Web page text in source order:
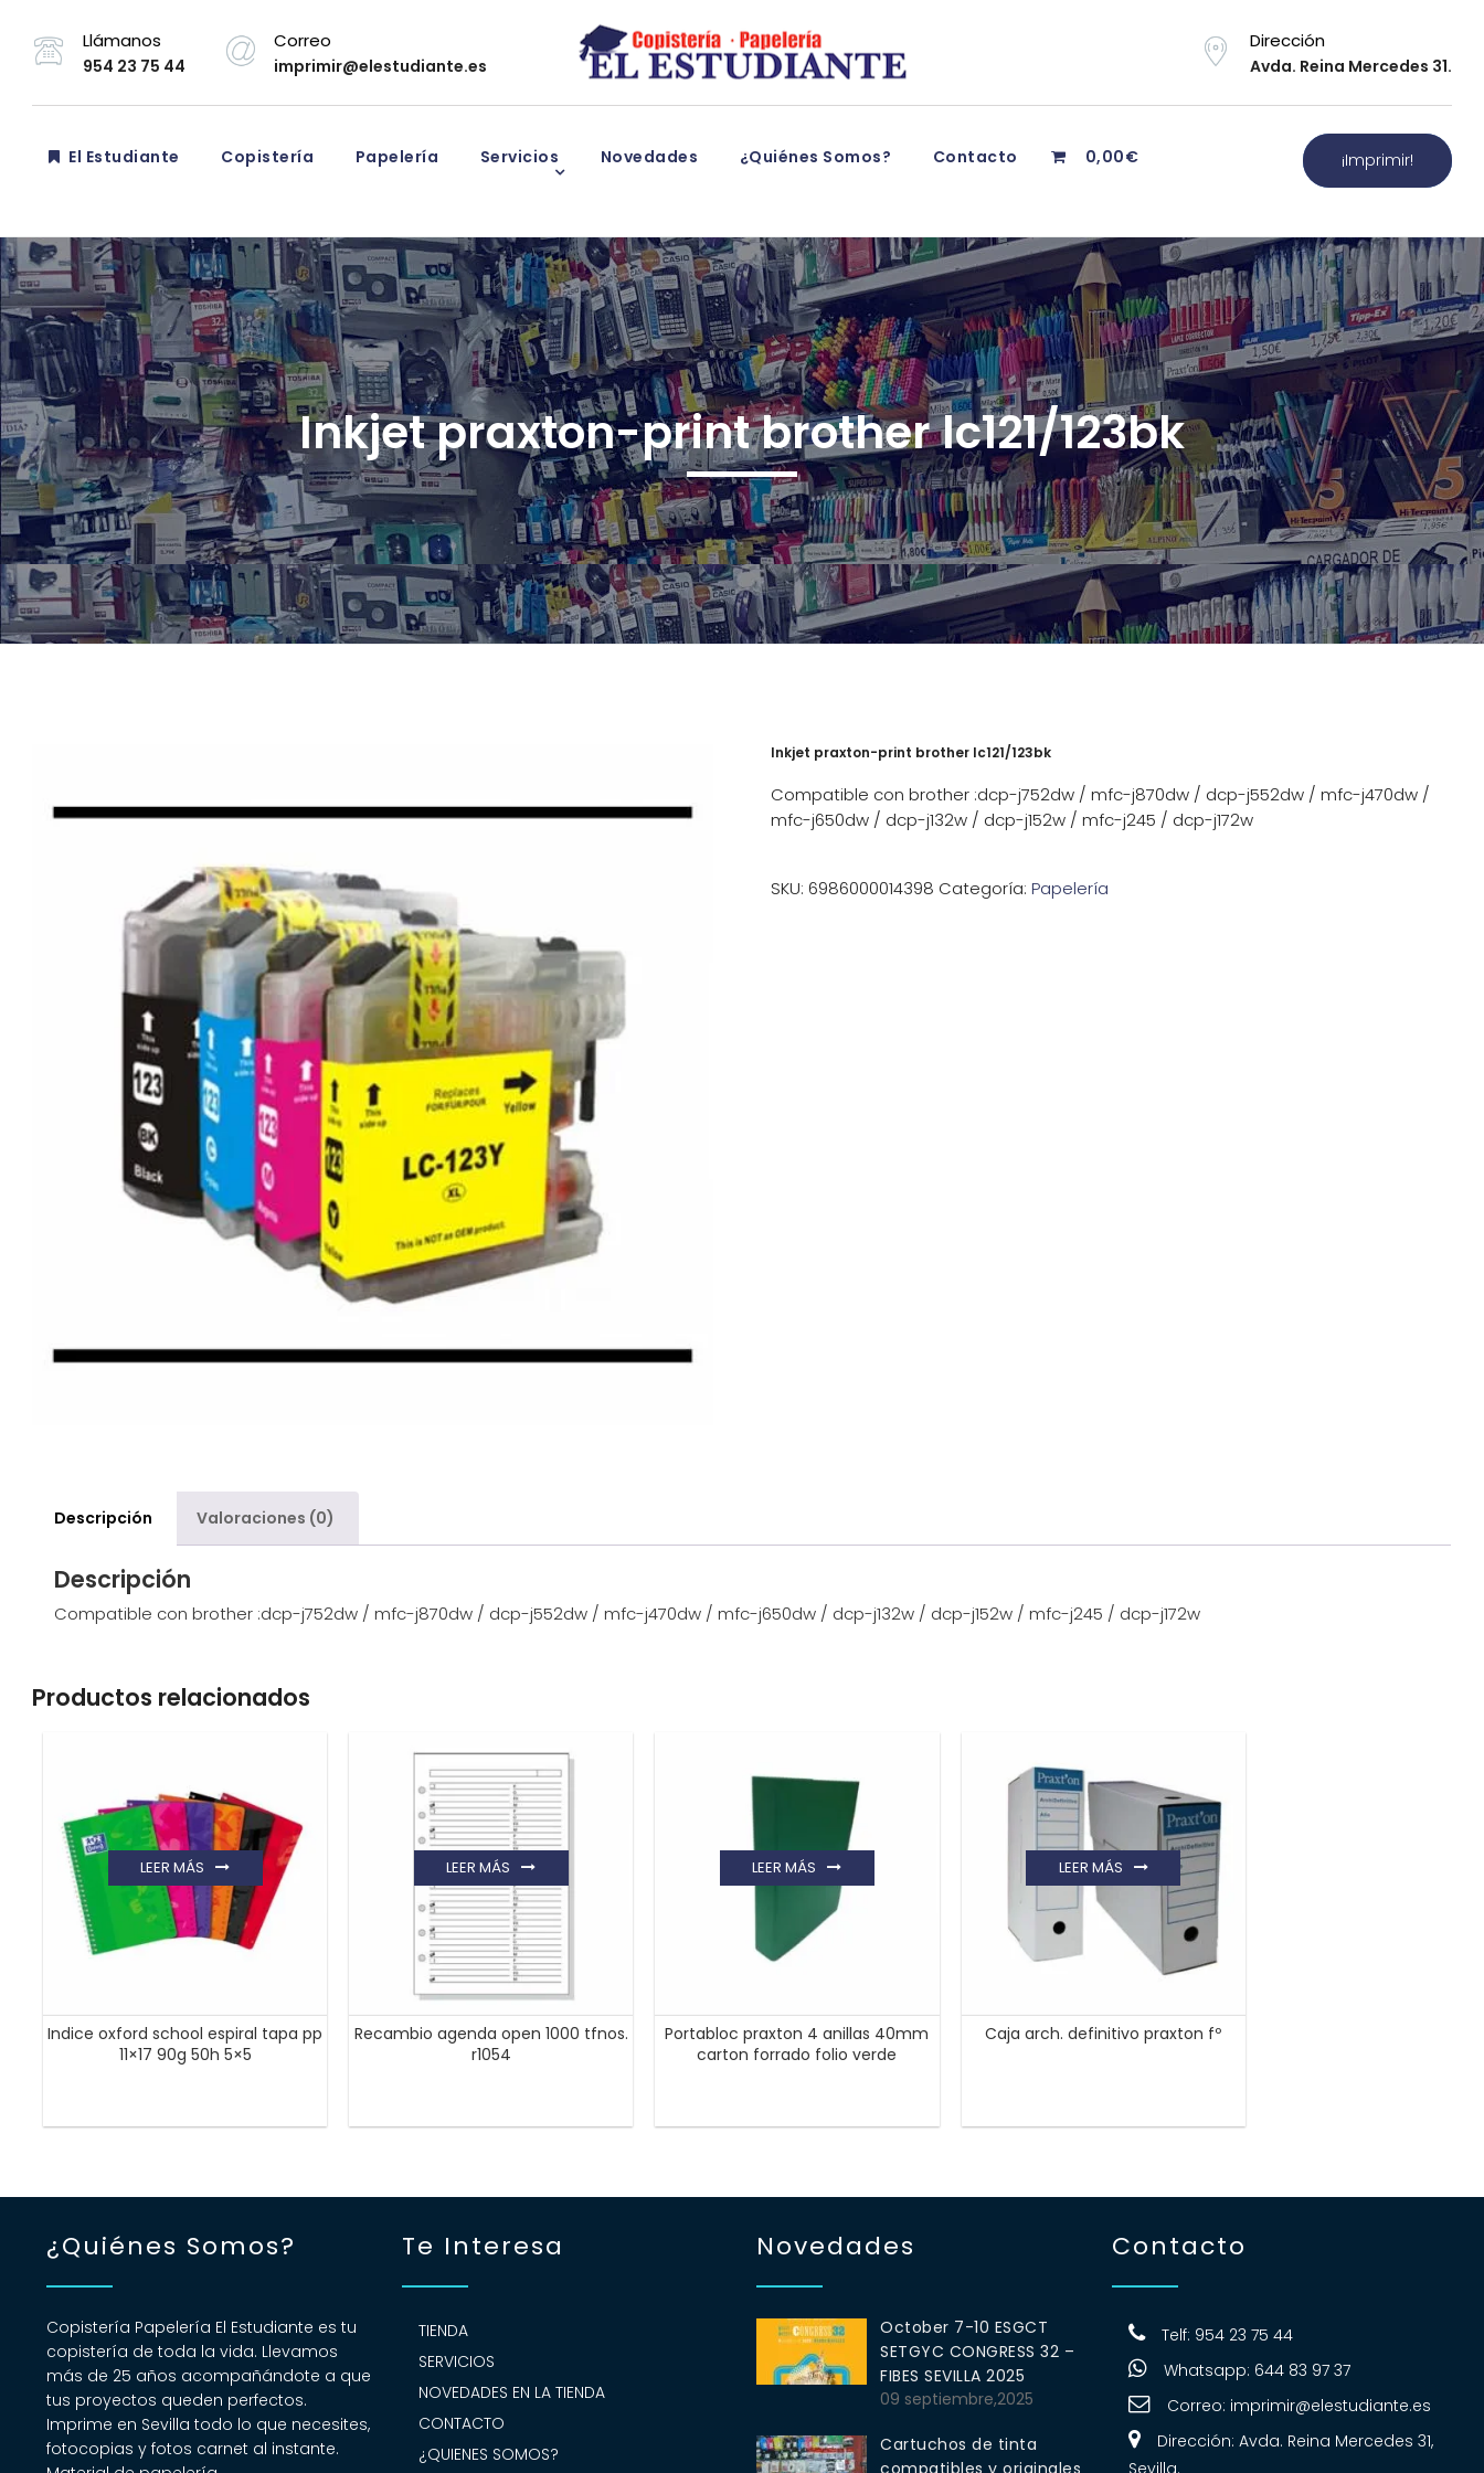
Llámanos
954 23 75 44
Correo
imprimir@elestudiante.es
Dirección
Avda. Reina Mercedes 31.
El Estudiante Copistería Papelería Servicios Novedades ¿Quiénes Somos? Contacto 0,00€ ¡Imprimir!
Inkjet praxton-print brother lc121/123bk
Inkjet praxton-print brother lc121/123bk
Compatible con brother :dcp-j752dw / mfc-j870dw / dcp-j552dw / mfc-j470dw /
mfc-j650dw / dcp-j132w / dcp-j152w / mfc-j245 / dcp-j172w
SKU: 6986000014398 Categoría: Papelería
Descripción Valoraciones (0)
Descripción
Compatible con brother :dcp-j752dw / mfc-j870dw / dcp-j552dw / mfc-j470dw / mfc-j650dw / dcp-j132w / dcp-j152w / mfc-j245 / dcp-j172w
Productos relacionados
Indice oxford school espiral tapa pp
11×17 90g 50h 5×5
LEER MÁS
Recambio agenda open 1000 tfnos.
r1054
LEER MÁS
Portabloc praxton 4 anillas 40mm
carton forrado folio verde
LEER MÁS
Caja arch. definitivo praxton fº
LEER MÁS
¿Quiénes Somos?
Copistería Papelería El Estudiante es tu
copistería de toda la vida. Llevamos
más de 25 años acompañándote a que
tus proyectos queden perfectos.
Imprime en Sevilla todo lo que necesites,
fotocopias y fotos carnet al instante.
Te Interesa
TIENDA
SERVICIOS
NOVEDADES EN LA TIENDA
CONTACTO
¿QUIENES SOMOS?
Novedades
October 7-10 ESGCT
SETGYC CONGRESS 32 –
FIBES SEVILLA 2025
09 septiembre,2025
Cartuchos de tinta
Contacto
Telf: 954 23 75 44
Whatsapp: 644 83 97 37
Correo: imprimir@elestudiante.es
Dirección: Avda. Reina Mercedes 31,